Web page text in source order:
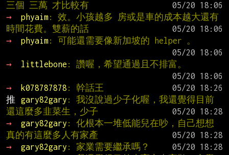
三個 三萬 才比較有
→
phyaim: 效。小孩越多 房或是車的成本越大還有
時間花費。雙薪的話
→
phyaim: 可能還需要像新加坡的 helper 。
→
littlebone : 讚喔，希望通過且不排富。
→
k078787878 : 幹話王
推
gary82gary : 我沒說過少子化喔，我還覺得目前
還這麼多韭菜生，少子
→
gary82gary : 化根本一堆低能兒在吵，自己想想
真的有這麼多人有家產
→
gary82gary : 家業需要繼承嗎？